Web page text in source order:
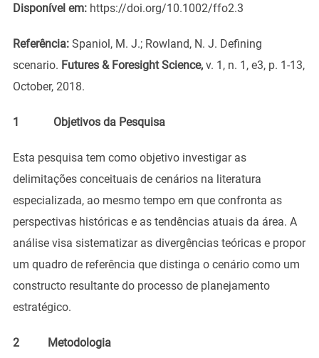
Disponível em:https://doi.org/10.1002/ffo2.3
Referência: Spaniol, M. J.; Rowland, N. J. Defining
scenario. Futures & Foresight Science, v. 1, n. 1, e3, p. 1-13,
October, 2018.
1 Objetivos da Pesquisa
Esta pesquisa tem como objetivo investigar as
delimitações conceituais de cenários na literatura
especializada, ao mesmo tempo em que confronta as
perspectivas históricas e as tendências atuais da área. A
análise visa sistematizar as divergências teóricas e propor
um quadro de referência que distinga o cenário como um
constructo resultante do processo de planejamento
estratégico.
2 Metodologia